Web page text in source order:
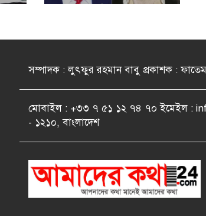
সম্পাদক : লুৎফুর রহমান বাবু প্রকাশক :
মোবাইল : +৩৩ ৭ ৫১ ১২ ৭৪ ৭০ ইমেইল :
- ১২১০, বাংলাদেশ